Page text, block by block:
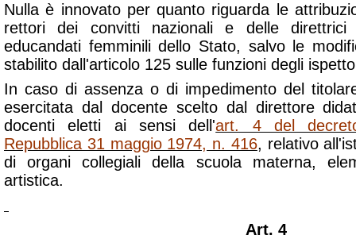
Nulla è innovato per quanto riguarda le
rettori dei convitti nazionali e delle
educandati femminili dello Stato, salvo le
stabilito dall'articolo 125 sulle funzioni degli
In caso di assenza o di impedimento del
esercitata dal docente scelto dal direttore
docenti eletti ai sensi dell'art. 4 del
Repubblica 31 maggio 1974, n. 416, relativo
di organi collegiali della scuola materna,
artistica.
Art. 4